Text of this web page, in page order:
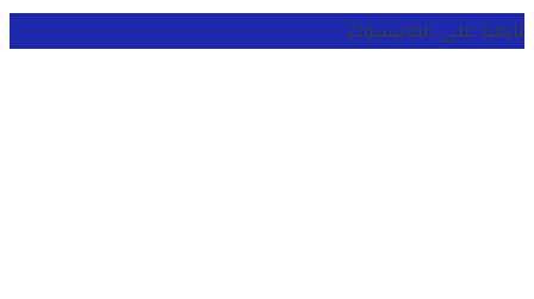
تابعنا على الفايسبوك